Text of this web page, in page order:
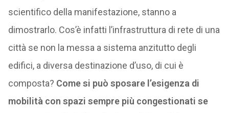
scientifico della manifestazione, stanno a
dimostrarlo. Cos’è infatti l’infrastruttura di rete di una
città se non la messa a sistema anzitutto degli
edifici, a diversa destinazione d’uso, di cui è
composta? Come si può sposare l’esigenza di
mobilità con spazi sempre più congestionati se